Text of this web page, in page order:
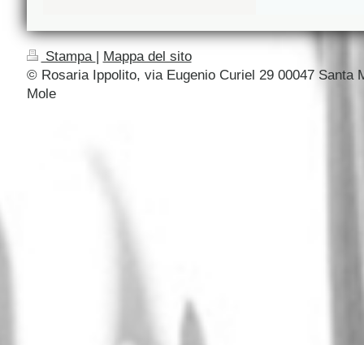
Stampa | Mappa del sito
© Rosaria Ippolito, via Eugenio Curiel 29 00047 Santa
Mole